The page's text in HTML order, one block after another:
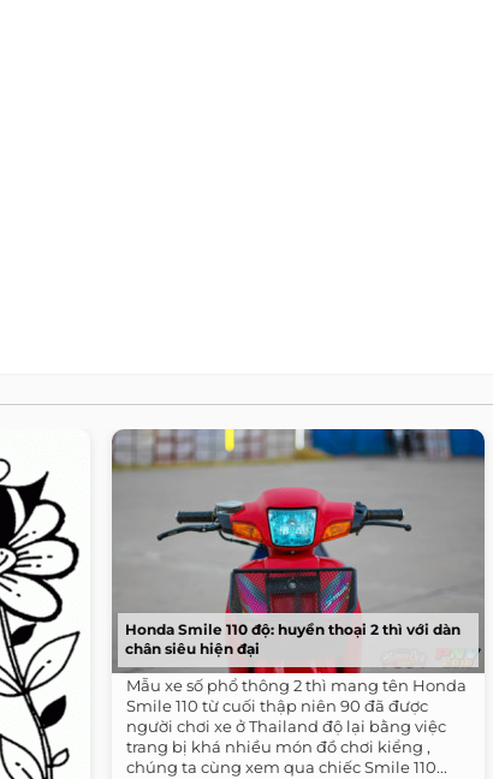
Honda Smile 110 độ: huyền thoại 2 thì với dàn
chân siêu hiện đại
Mẫu xe số phổ thông 2 thì mang tên Honda
Smile 110 từ cuối thập niên 90 đã được
người chơi xe ở Thailand độ lại bằng việc
trang bị khá nhiều món đồ chơi kiểng ,
chúng ta cùng xem qua chiếc Smile 110...